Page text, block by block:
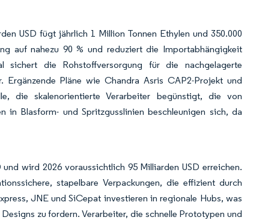
USD fügt jährlich 1 Million Tonnen Ethylen und 350.000
auf nahezu 90 % und reduziert die Importabhängigkeit
sichert die Rohstoffversorgung für die nachgelagerte
Pläne wie Chandra Asris CAP2-Projekt und
die skalenorientierte Verarbeiter begünstigt, die von
in Blasform- und Spritzgusslinien beschleunigen sich, da
wird 2026 voraussichtlich 95 Milliarden USD erreichen.
stapelbare Verpackungen, die effizient durch
JNE und SiCepat investieren in regionale Hubs, was
zu fordern. Verarbeiter, die schnelle Prototypen und